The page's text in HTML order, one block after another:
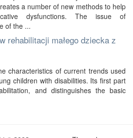
a number of new methods to help
dysfunctions. The issue of
of the ...
rehabilitacji małego dziecka z
characteristics of current trends used
children with disabilities. Its first part
and distinguishes the basic